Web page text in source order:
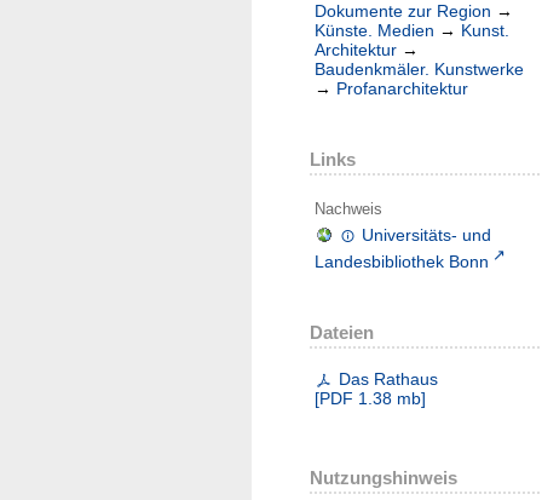
Dokumente zur Region →
Künste. Medien → Kunst.
Architektur →
Baudenkmäler. Kunstwerke
→ Profanarchitektur
Links
Nachweis
Universitäts- und
Landesbibliothek Bonn
Dateien
Das Rathaus
[PDF 1.38 mb]
Nutzungshinweis